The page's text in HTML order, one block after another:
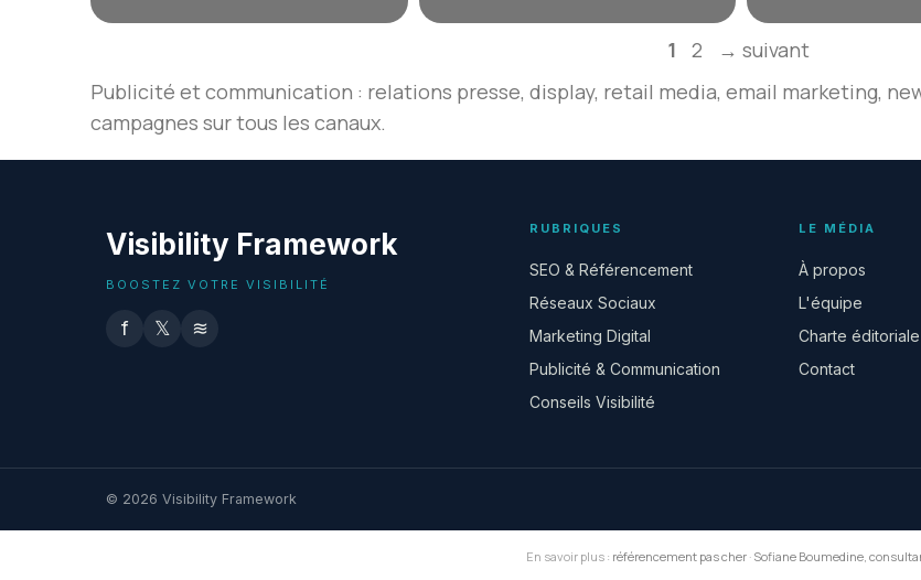
Page
1 Page
2 → suivant
Publicité et communication : relations presse, display, retail media, email marketing,
campagnes sur tous les canaux.
Visibility Framework
BOOSTEZ VOTRE VISIBILITÉ
f 𝕏 ≋
RUBRIQUES
SEO & Référencement
Réseaux Sociaux
Marketing Digital
Publicité & Communication
Conseils Visibilité
LE MÉDIA
À propos
L'équipe
Charte éditoriale
Contact
© 2026 Visibility Framework
En savoir plus : référencement pas cher · Sofiane Boumedine,